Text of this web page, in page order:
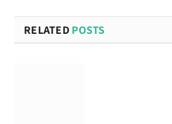
RELATED POSTS